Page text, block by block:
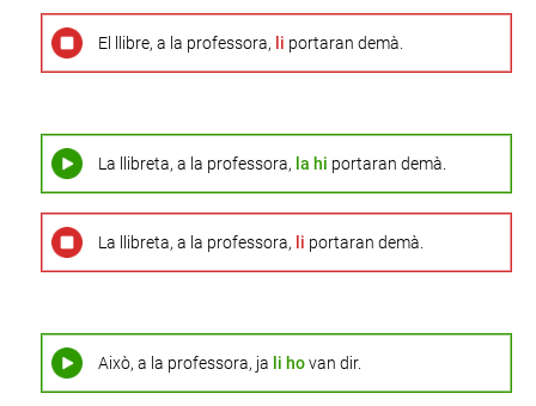
El llibre, a la professora, li portaran demà.
La llibreta, a la professora, la hi portaran demà.
La llibreta, a la professora, li portaran demà.
Això, a la professora, ja li hovan dir.